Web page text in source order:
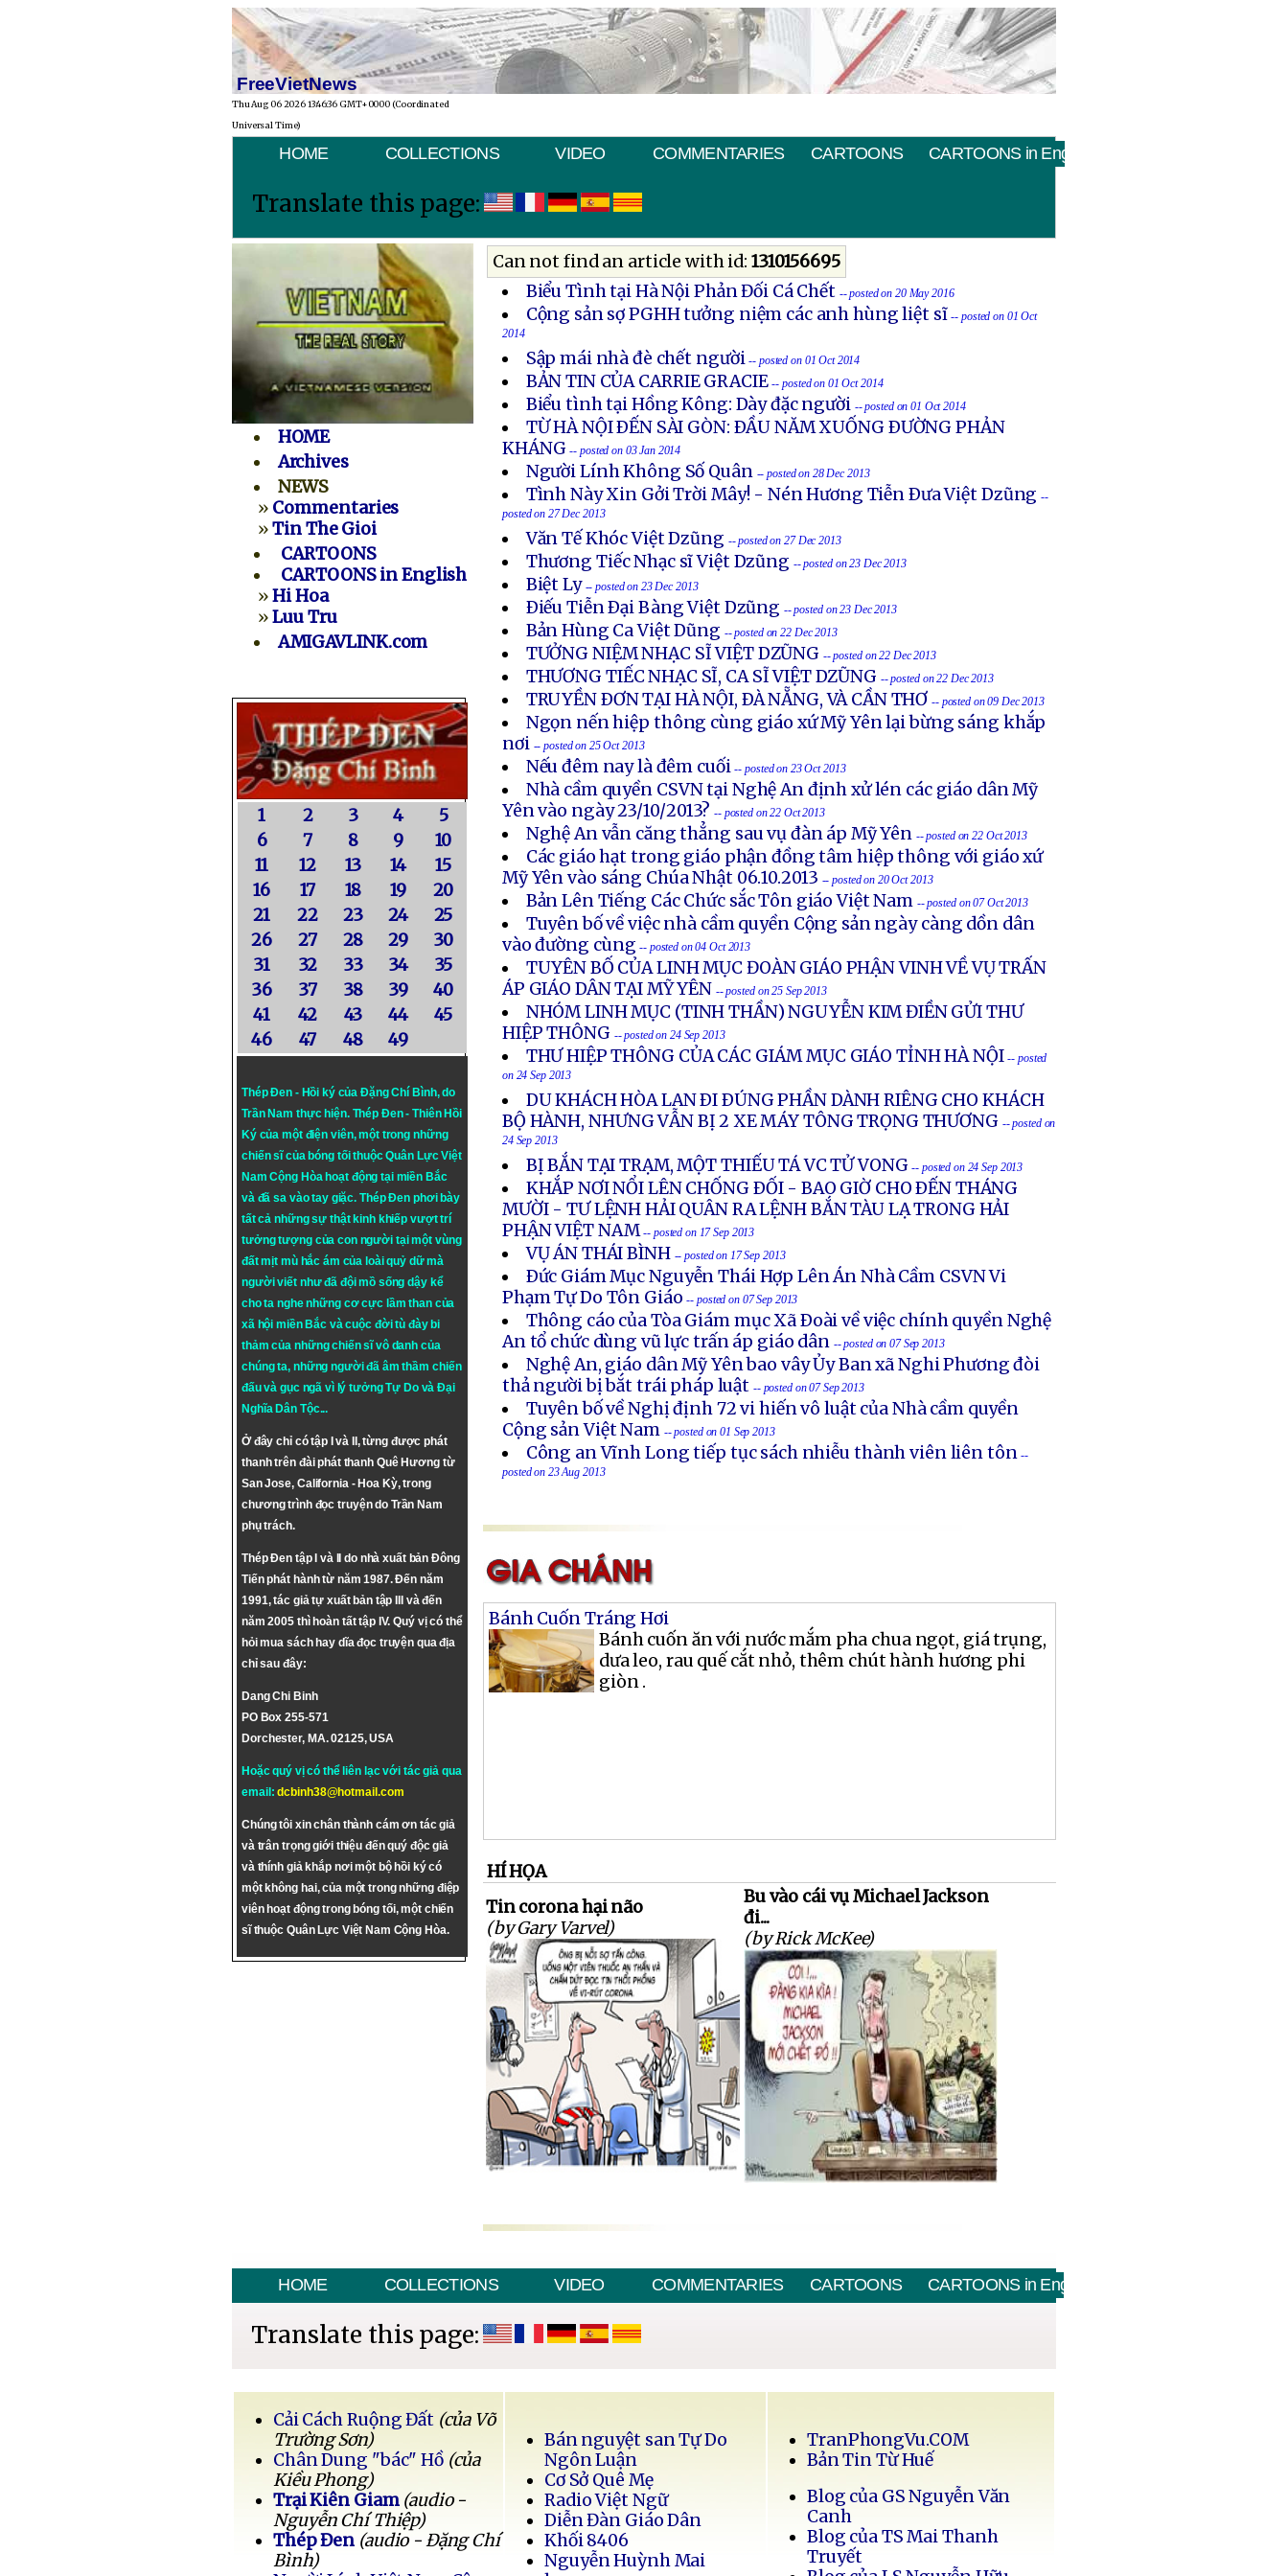
FreeVietNews
Thu Aug 06 2026 13:46:36 GMT+0000 (Coordinated
Universal Time)
HOME COLLECTIONS VIDEO COMMENTARIES CARTOONS CARTOONS in English
Translate this page:
HOME
Archives
NEWS
» Commentaries
»Tin The Gioi
CARTOONS
CARTOONS in English
»Hi Hoa
»Luu Tru
AMIGAVLINK.com
1 2 3 4
5
6
7 8 9
10
11
12 13 14
15
16
17 18 19
20
21
22 23 24
25
26
27 28 29
30
31
32 33 34
35
36
37 38 39
40
41
42 43 44
45
46
47 48 49
Thép Đen - Hồi ký của Đặng Chí Bình, do
Trần Nam thực hiện. Thép Đen- Thiên Hồi
Ký của một điện viên, một trong những
chiến sĩ của bóng tối thuộc Quân Lực Việt
Nam Cộng Hòa hoạt động tại miền Bắc
và đã sa vào tay giặc. Thép Đen phơi bày
tất cả những sự thật kinh khiếp vượt trí
tưởng tượng của con người tại một vùng
đất mịt mù hắc ám của loài quỷ dữ mà
người viết như đã đội mồ sống dậy kể
cho ta nghe những cơ cực lầm than của
xã hội miền Bắc và cuộc đời tù đày bi
thảm của những chiến sĩ vô danh của
chúng ta, những người đã âm thầm chiến
đấu và gục ngã vì lý tưởngTự DovàĐại
Nghĩa Dân Tộc...
Ở đây chỉ có tập I và II, từng được phát
thanh trên đài phát thanh Quê Hương từ
San Jose, California - Hoa Kỳ, trong
chương trình đọc truyện do Trần Nam
phụ trách.
Thép Đen tập I và II do nhà xuất bản Đông
Tiến phát hành từ năm 1987. Đến năm
1991, tác giả tự xuất bản tập III và đến
năm 2005 thì hoàn tất tập IV. Quý vị có thể
hỏi mua sách hay dĩa đọc truyện qua địa
chỉ sau đây:
Dang Chi Binh
PO Box 255-571
Dorchester, MA. 02125, USA
Hoặc quý vị có thể liên lạc với tác giả qua
email:dcbinh38@hotmail.com
Chúng tôi xin chân thành cám ơn tác giả
và trân trọng giới thiệu đến quý độc giả
và thính giả khắp nơi một bộ hồi ký có
một không hai, của một trong những điệp
viên hoạt động trong bóng tối, một chiến
sĩ thuộc Quân Lực Việt Nam Cộng Hòa.
Can not find an article with id: 1310156695
Biểu Tình tại Hà Nội Phản Đối Cá Chết -- posted on 20 May 2016
Cộng sản sợ PGHH tưởng niệm các anh hùng liệt sĩ -- posted on 01 Oct
2014
Sập mái nhà đè chết người -- posted on 01 Oct 2014
BẢN TIN CỦA CARRIE GRACIE-- posted on 01 Oct 2014
Biểu tình tại Hồng Kông: Dày đặc người -- posted on 01 Oct 2014
TỪ HÀ NỘI ÐẾN SÀI GÒN: ÐẦU NĂM XUỐNG ÐƯỜNG PHẢN
KHÁNG-- posted on 03 Jan 2014
Người Lính Không Số Quân -- posted on 28 Dec 2013
Tình Này Xin Gởi Trời Mây! - Nén Hương Tiễn Ðưa Việt Dzũng --
posted on 27 Dec 2013
Văn Tế Khóc Việt Dzũng -- posted on 27 Dec 2013
Thương Tiếc Nhạc sĩ Việt Dzũng -- posted on 23 Dec 2013
Biệt Ly -- posted on 23 Dec 2013
Ðiếu Tiễn Ðại Bàng Việt Dzũng -- posted on 23 Dec 2013
Bản Hùng Ca Việt Dũng -- posted on 22 Dec 2013
TƯỞNG NIỆM NHẠC SĨ VIỆT DZŨNG -- posted on 22 Dec 2013
THƯƠNG TIẾC NHẠC SĨ, CA SĨ VIỆT DZŨNG -- posted on 22 Dec 2013
TRUYỀN ÐƠN TẠI HÀ NỘI, ÐÀ NẴNG, VÀ CẦN THƠ -- posted on 09 Dec 2013
Ngọn nến hiệp thông cùng giáo xứ Mỹ Yên lại bừng sáng khắp
nơi -- posted on 25 Oct 2013
Nếu đêm nay là đêm cuối -- posted on 23 Oct 2013
Nhà cầm quyền CSVN tại Nghệ An định xử lén các giáo dân Mỹ
Yên vào ngày 23/10/2013?-- posted on 22 Oct 2013
Nghệ An vẫn căng thẳng sau vụ đàn áp Mỹ Yên -- posted on 22 Oct 2013
Các giáo hạt trong giáo phận đồng tâm hiệp thông với giáo xứ
Mỹ Yên vào sáng Chúa Nhật 06.10.2013 -- posted on 20 Oct 2013
Bản Lên Tiếng Các Chức sắc Tôn giáo Việt Nam -- posted on 07 Oct 2013
Tuyên bố về việc nhà cầm quyền Cộng sản ngày càng dồn dân
vào đường cùng -- posted on 04 Oct 2013
TUYÊN BỐ CỦA LINH MỤC ĐOÀN GIÁO PHẬN VINH VỀ VỤ TRẤN
ÁP GIÁO DÂN TẠI MỸ YÊN -- posted on 25 Sep 2013
NHÓM LINH MỤC (TINH THẦN) NGUYỄN KIM ĐIỀN GỬI THƯ
HIỆP THÔNG -- posted on 24 Sep 2013
THƯ HIỆP THÔNG CỦA CÁC GIÁM MỤC GIÁO TỈNH HÀ NỘI -- posted
on 24 Sep 2013
DU KHÁCH HÒA LAN ÐI ÐÚNG PHẦN DÀNH RIÊNG CHO KHÁCH
BỘ HÀNH, NHƯNG VẪN BỊ 2 XE MÁY TÔNG TRỌNG THƯƠNG -- posted on
24 Sep 2013
BỊ BẮN TẠI TRẠM, MỘT THIẾU TÁ VC TỬ VONG -- posted on 24 Sep 2013
KHẮP NƠI NỔI LÊN CHỐNG ÐỐI - BAO GIỜ CHO ÐẾN THÁNG
MƯỜI - TƯ LỆNH HẢI QUÂN RA LỆNH BẮN TÀU LẠ TRONG HẢI
PHẬN VIỆT NAM-- posted on 17 Sep 2013
VỤ ÁN THÁI BÌNH -- posted on 17 Sep 2013
Ðức Giám Mục Nguyễn Thái Hợp Lên Án Nhà Cầm CSVN Vi
Phạm Tự Do Tôn Giáo -- posted on 07 Sep 2013
Thông cáo của Tòa Giám mục Xã Ðoài về việc chính quyền Nghệ
An tổ chức dùng vũ lực trấn áp giáo dân -- posted on 07 Sep 2013
Nghệ An, giáo dân Mỹ Yên bao vây Ủy Ban xã Nghi Phương đòi
thả người bị bắt trái pháp luật -- posted on 07 Sep 2013
Tuyên bố về Nghị định 72 vi hiến vô luật của Nhà cầm quyền
Cộng sản Việt Nam -- posted on 01 Sep 2013
Công an Vĩnh Long tiếp tục sách nhiễu thành viên liên tôn --
posted on 23 Aug 2013
Bánh Cuốn Tráng Hơi
Bánh cuốn ăn với nước mắm pha chua ngọt, giá trụng,
dưa leo, rau quế cắt nhỏ, thêm chút hành hương phi
giòn .
HÍ HỌA
Tin corona hại não
(by Gary Varvel)
Bu vào cái vụ Michael Jackson
đi...
(by Rick McKee)
HOME COLLECTIONS VIDEO COMMENTARIES CARTOONS CARTOONS in English
Translate this page:
Cải Cách Ruộng Đất (của Võ
Trường Sơn)
Chân Dung "bác" Hồ (của
Kiều Phong)
Trại Kiên Giam (audio -
Nguyễn Chí Thiệp)
Thép Đen (audio - Đặng Chí
Bình)
Bán nguyệt san Tự Do
Ngôn Luận
Cơ Sở Quê Mẹ
Radio Việt Ngữ
Diễn Đàn Giáo Dân
Khối 8406
Nguyễn Huỳnh Mai
TranPhongVu.COM
Bản Tin Từ Huế
Blog của GS Nguyễn Văn
Canh
Blog của TS Mai Thanh
Truyết